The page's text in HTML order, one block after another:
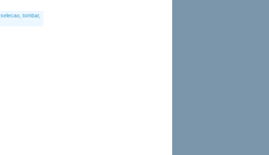
selecao tombar,